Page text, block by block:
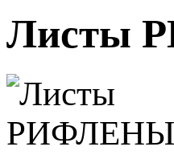
Листы